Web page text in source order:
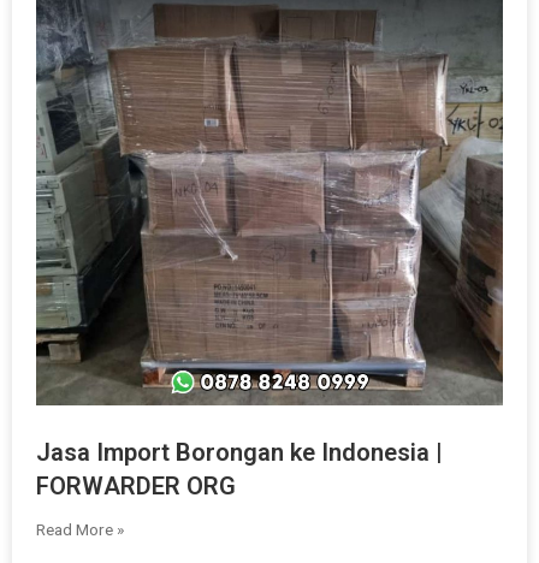
Jasa Import Borongan ke Indonesia |
FORWARDER ORG
Read More »